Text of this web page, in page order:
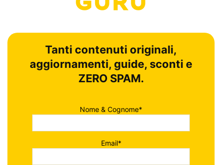
Tanti contenuti originali,
aggiornamenti, guide, sconti e
ZERO SPAM.
Nome & Cognome*
Email*